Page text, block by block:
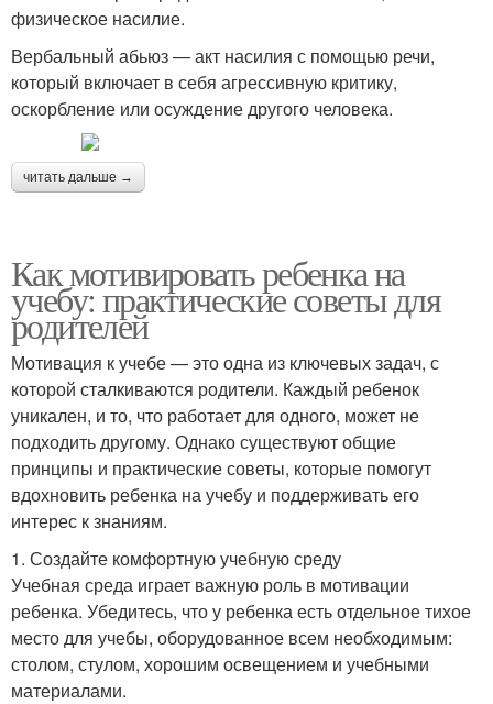
физическое насилие.
Вербальный абьюз — акт насилия с помощью речи,
который включает в себя агрессивную критику,
оскорбление или осуждение другого человека.
читать дальше →
Как мотивировать ребенка на
учебу: практические советы для
родителей
Мотивация к учебе — это одна из ключевых задач, с
которой сталкиваются родители. Каждый ребенок
уникален, и то, что работает для одного, может не
подходить другому. Однако существуют общие
принципы и практические советы, которые помогут
вдохновить ребенка на учебу и поддерживать его
интерес к знаниям.
1. Создайте комфортную учебную среду
Учебная среда играет важную роль в мотивации
ребенка. Убедитесь, что у ребенка есть отдельное тихое
место для учебы, оборудованное всем необходимым:
столом, стулом, хорошим освещением и учебными
материалами.